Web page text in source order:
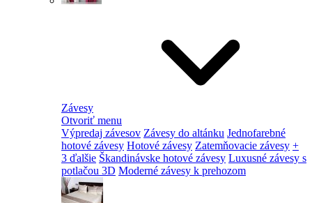
Závesy
Otvoriť menu
Výpredaj závesov Závesy do altánku Jednofarebné
hotové závesy Hotové závesy Zatemňovacie závesy +
3 ďalšie Škandinávske hotové závesy Luxusné závesy s
potlačou 3D Moderné závesy k prehozom